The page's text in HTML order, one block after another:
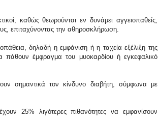
καθώς θεωρούνται εν δυνάμει αγγειοπαθείς,
επιταχύνοντας την αθηροσκλήρωση.
δηλαδή η εμφάνιση ή η ταχεία εξέλιξη της
πάθουν έμφραγμα του μυοκαρδίου ή εγκεφαλικό
σημαντικά τον κίνδυνο διαβήτη, σύμφωνα με
25% λιγότερες πιθανότητες να εμφανίσουν